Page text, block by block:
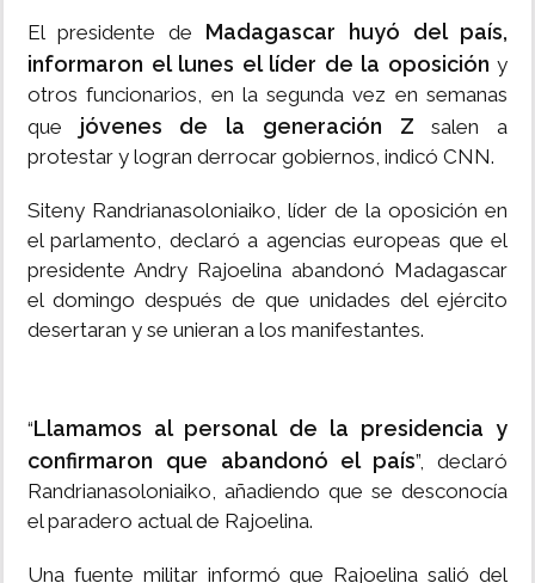
El presidente de Madagascar huyó del país,
informaron el lunes el líder de la oposición y
otros funcionarios, en la segunda vez en semanas
que jóvenes de la generación Z salen a
protestar y logran derrocar gobiernos, indicó CNN.
Siteny Randrianasoloniaiko, líder de la oposición en
el parlamento, declaró a agencias europeas que el
presidente Andry Rajoelina abandonó Madagascar
el domingo después de que unidades del ejército
desertaran y se unieran a los manifestantes.
“Llamamos al personal de la presidencia y
confirmaron que abandonó el país”, declaró
Randrianasoloniaiko, añadiendo que se desconocía
el paradero actual de Rajoelina.
Una fuente militar informó que Rajoelina salió del